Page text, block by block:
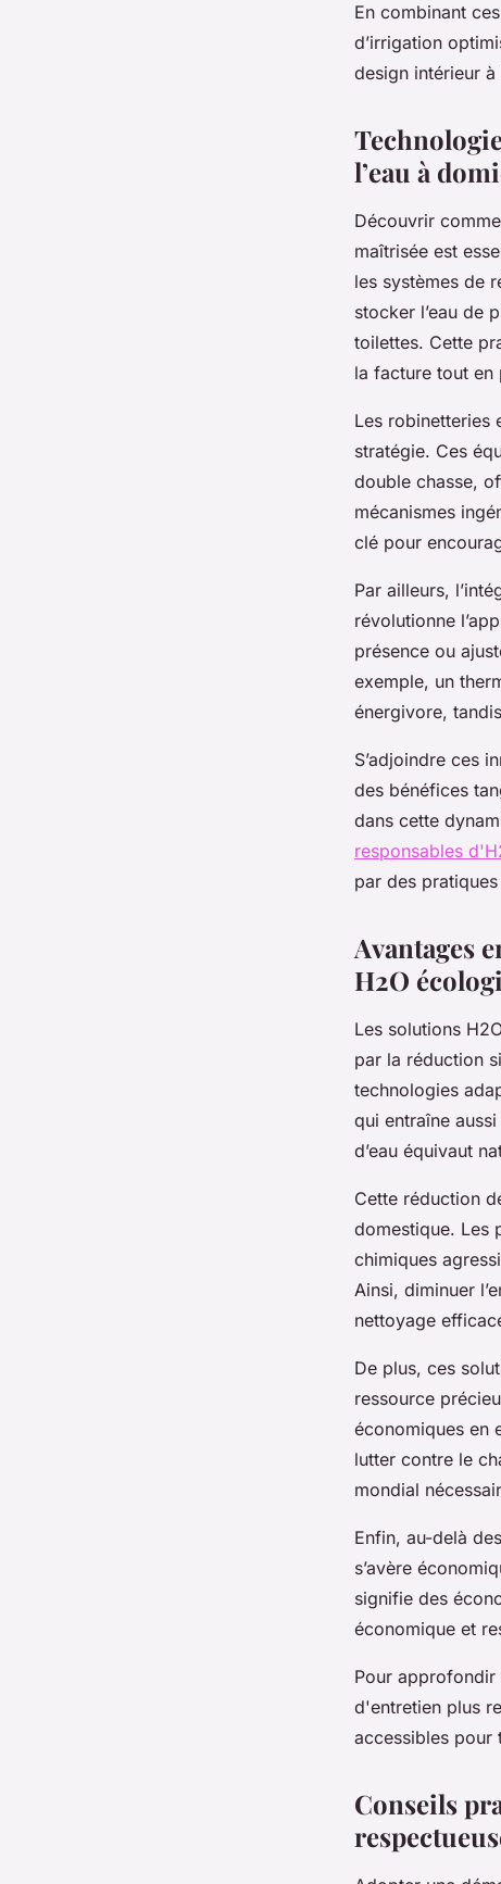
En combinant
d’irrigation
design intérieur
l’eau à
Découvrir
maîtrisée est
les systèmes de
stocker l’eau de
toilettes. Cette
la facture tout en
Les robinetteries
stratégie. Ces
double chasse,
mécanismes
clé pour
Par ailleurs,
révolutionne
présence ou
exemple, un
énergivore,
S’adjoindre ces
des bénéfices
dans cette
responsables
par des
Avantages
H2O
Les solutions
par la réduction
technologies
qui entraîne
d’eau équivaut
Cette réduction
domestique. Les
chimiques
Ainsi, diminuer
nettoyage
De plus, ces
ressource
économiques en
lutter contre le
mondial
Enfin, au-delà
s’avère
signifie des
économique et
Pour approfondir
d'entretien plus
accessibles pour
Conseils